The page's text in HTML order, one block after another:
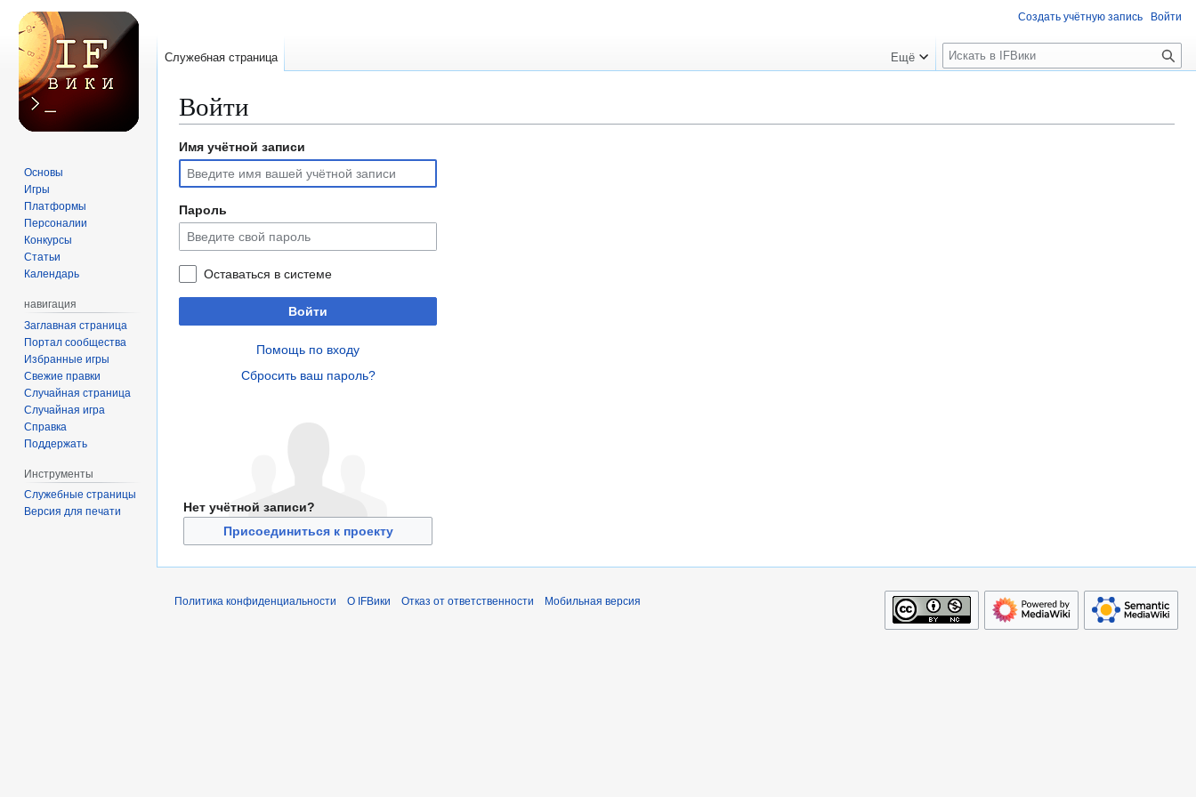
Войти
Перейти
навигации
Перейти
поиску
Имя учётной записи
Пароль
Оставаться в системе
Войти
Помощь по входу
Сбросить ваш пароль?
Нет учётной записи?
Присоединиться к проекту
Создать учётную запись Войти
Служебная страница Ещё
П
о
к
Основы
Игры
Платформы
Персоналии
Конкурсы
Статьи
Календарь
навигация
Заглавная страница
Портал сообщества
Избранные игры
Свежие правки
Случайная страница
Случайная игра
Справка
Поддержать
Инструменты
Служебные страницы
Версия для печати
Политика конфиденциальности О IFВики Отказ от ответственности Мобильная версия